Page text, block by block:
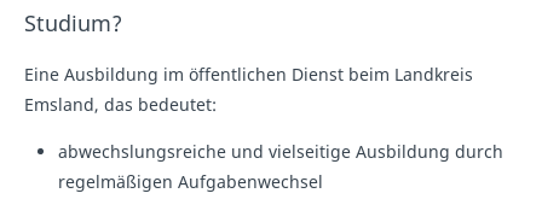
Studium?
Eine Ausbildung im öffentlichen Dienst beim Landkreis
Emsland, das bedeutet:
abwechslungsreiche und vielseitige Ausbildung durch
regelmäßigen Aufgabenwechsel